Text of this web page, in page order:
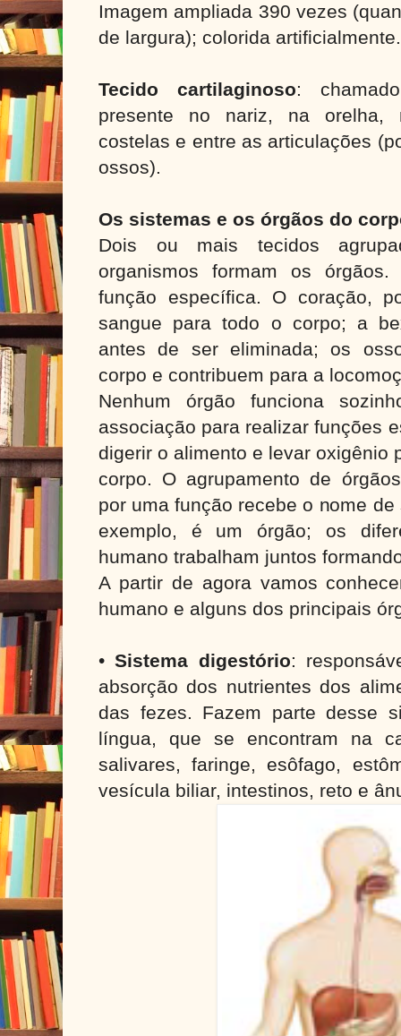
Imagem ampliada 390 vezes
de largura); colorida artificialmente.
Tecido cartilaginoso:
presente no nariz, na orelha,
costelas e entre as articulações
ossos).
Os sistemas e os órgãos do
Dois ou mais tecidos
organismos formam os
função específica. O coração,
sangue para todo o corpo; a
antes de ser eliminada; os
corpo e contribuem para a
Nenhum órgão funciona
associação para realizar funções
digerir o alimento e levar oxigênio
corpo. O agrupamento de
por uma função recebe o nome
exemplo, é um órgão; os
humano trabalham juntos
A partir de agora vamos
humano e alguns dos principais
•Sistema digestório:
absorção dos nutrientes dos
das fezes. Fazem parte desse
língua, que se encontram na
salivares, faringe, esôfago,
vesícula biliar, intestinos, reto e